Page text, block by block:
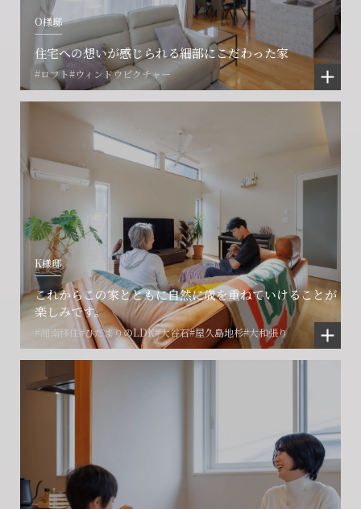
O様邸
住宅への想いが感じられる細部にこだわった家
#ロフト#ウィンドウピクチャー
K様邸
これからこの家とともに自然に歳を重ねていけることが
楽しみです。
#湘南移住#ひだまりのLDK#大谷石#屋久島地杉#大和張り